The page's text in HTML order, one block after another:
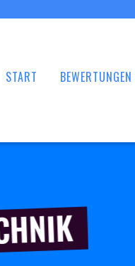
START BEWERTUNGEN